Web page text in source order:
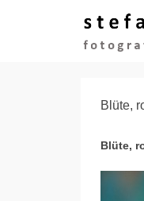
Blüte,
Blüte,